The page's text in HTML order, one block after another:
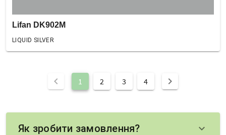
Lifan DK902M
LIQUID SILVER
chevron_left 1 2 3 4 chevron_right
Як зробити замовлення? keyboard_arrow_down